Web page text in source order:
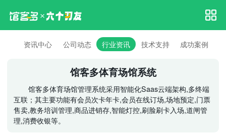
资讯中心 公司动态 行业资讯 技术支持 成功案例
馆客多体育场馆系统
馆客多体育场馆管理系统采用智能化Saas云端架构,多终端
互联；其主要功能有会员次卡年卡,会员在线订场,场地预定,门票
售卖,教务培训管理,商品进销存,智能灯控,刷脸刷卡入场,道闸管
理,消费收银等。